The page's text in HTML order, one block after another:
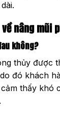
nâng mũi
không?
thủy được
đó khách
thấy khó